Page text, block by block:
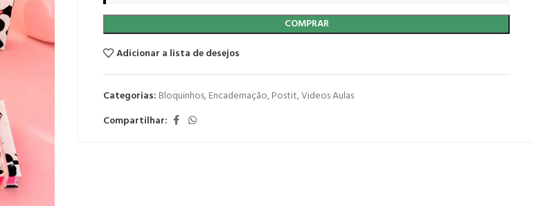
COMPRAR
Adicionar a lista de desejos
Categorias: Bloquinhos,Encadernação,Postit,Videos Aulas
Compartilhar: